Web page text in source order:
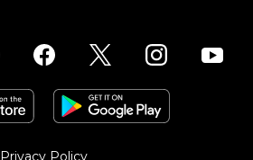
Privacy Policy